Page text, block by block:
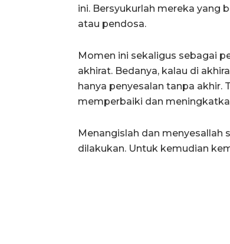
ini. Bersyukurlah mereka yang
atau pendosa.
Momen ini sekaligus sebagai
akhirat. Bedanya, kalau di
hanya penyesalan tanpa akhir.
memperbaiki dan
Menangislah dan menyesallah
dilakukan. Untuk kemudian